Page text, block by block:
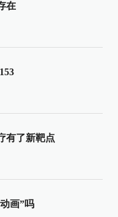
在
有了新靶点
画”吗